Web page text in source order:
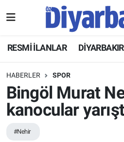
RESMİ İLANLAR DİYARBAKIR
HABERLER SPOR
Bingöl Murat
kanocular
#Nehir
ASAYİŞ
DİYARBAKIR
EKONOMİ
GÜNDEM
Hava Durumu
Namaz Vakitleri
Trafik Durumu
Süper Lig Puan Durumu